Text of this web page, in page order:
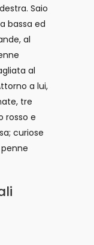
Saio
bassa ed
al
al
a lui,
tre
rosso e
curiose